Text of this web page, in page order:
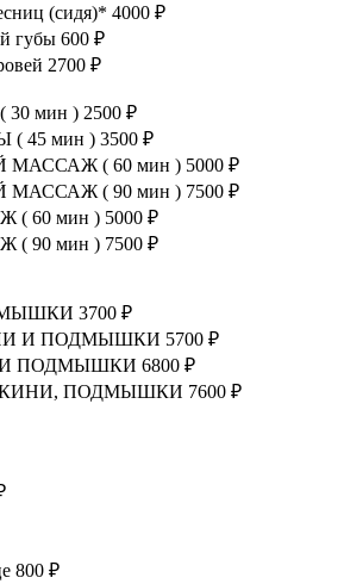
(сидя)* 4000 ₽
губы 600 ₽
2700 ₽
мин ) 2500 ₽
45 мин ) 3500 ₽
( 60 мин ) 5000 ₽
( 90 мин ) 7500 ₽
( 60 мин ) 5000 ₽
( 90 мин ) 7500 ₽
3700 ₽
И ПОДМЫШКИ 5700 ₽
ПОДМЫШКИ 6800 ₽
ПОДМЫШКИ 7600 ₽
800 ₽